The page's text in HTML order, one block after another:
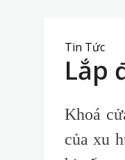
Tin Tức
Lắp
Khoá
của xu